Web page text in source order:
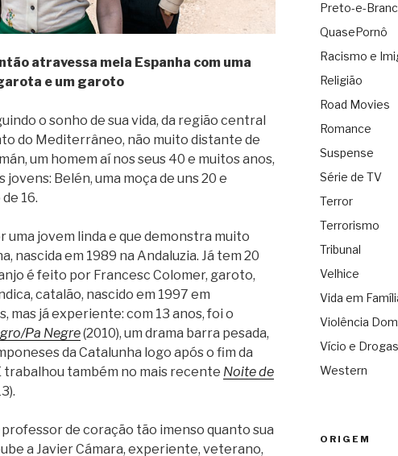
atravessa meia Espanha com uma
e um garoto
o sonho de sua vida, da região central
do Mediterrâneo, não muito distante de
um homem aí nos seus 40 e muitos anos,
Belén, uma moça de uns 20 e
16.
jovem linda e que demonstra muito
nascida em 1989 na Andaluzia. Já tem 20
é feito por Francesc Colomer, garoto,
catalão, nascido em 1997 em
mas já experiente: com 13 anos, foi o
Pa Negre(2010), um drama barra pesada,
da Catalunha logo após o fim da
trabalhou também no mais recente Noite de
de coração tão imenso quanto sua
a Javier Cámara, experiente, veterano,
Preto-e-
QuasePornô
Racismo e
Religião
Road Movies
Romance
Suspense
Série de TV
Terror
Terrorismo
Tribunal
Velhice
Vida em
Violência
Vício e Drogas
Western
ORIGEM